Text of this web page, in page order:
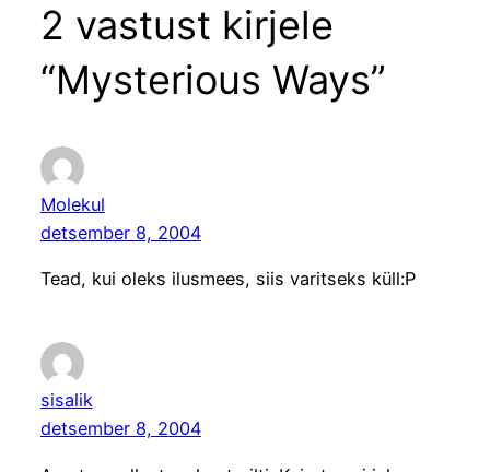
2 vastust kirjele
“Mysterious Ways”
Molekul
detsember 8, 2004
Tead, kui oleks ilusmees, siis varitseks küll:P
sisalik
detsember 8, 2004